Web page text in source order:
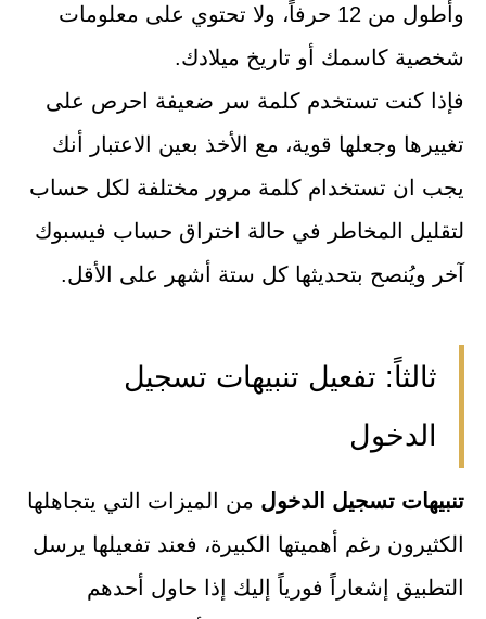
وأطول من 12 حرفاً، ولا تحتوي على معلومات
شخصية كاسمك أو تاريخ ميلادك.
فإذا كنت تستخدم كلمة سر ضعيفة احرص على
تغييرها وجعلها قوية، مع الأخذ بعين الاعتبار أنك
يجب ان تستخدام كلمة مرور مختلفة لكل حساب
لتقليل المخاطر في حالة اختراق حساب فيسبوك
آخر ويُنصح بتحديثها كل ستة أشهر على الأقل.
ثالثاً: تفعيل تنبيهات تسجيل
الدخول
تنبيهات تسجيل الدخول من الميزات التي يتجاهلها
الكثيرون رغم أهميتها الكبيرة، فعند تفعيلها يرسل
التطبيق إشعاراً فورياً إليك إذا حاول أحدهم